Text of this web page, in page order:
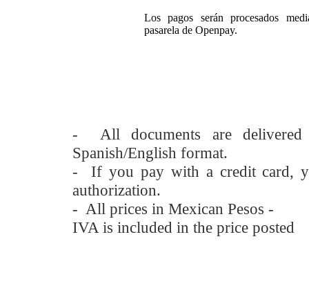
Los pagos serán procesados
pasarela de Openpay.
- All documents are
Spanish/English format.
- If you pay with a credit card,
authorization.
- All prices in Mexican Pesos -
IVA is included in the price posted